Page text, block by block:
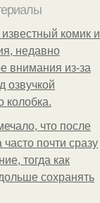
комик и
недавно
внимания из-за
озвучкой
колобка.
что после
почти сразу
тогда как
сохранять